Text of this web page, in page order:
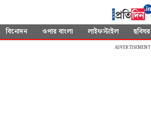
বিনোদন ওপার বাংলা লাইফস্টাইল ছবিঘর
ADVERTISEMENT